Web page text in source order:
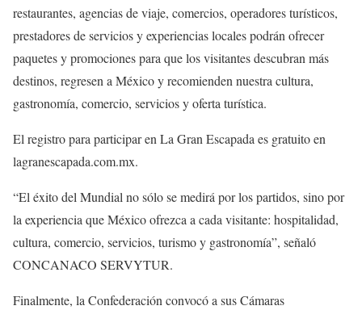
restaurantes, agencias de viaje, comercios, operadores turísticos,
prestadores de servicios y experiencias locales podrán ofrecer
paquetes y promociones para que los visitantes descubran más
destinos, regresen a México y recomienden nuestra cultura,
gastronomía, comercio, servicios y oferta turística.
El registro para participar en La Gran Escapada es gratuito en
lagranescapada.com.mx.
“El éxito del Mundial no sólo se medirá por los partidos, sino por
la experiencia que México ofrezca a cada visitante: hospitalidad,
cultura, comercio, servicios, turismo y gastronomía”, señaló
CONCANACO SERVYTUR.
Finalmente, la Confederación convocó a sus Cámaras